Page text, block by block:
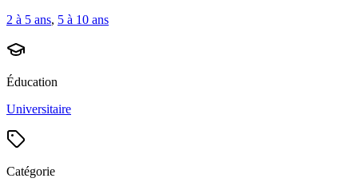
2 à 5 ans, 5 à 10 ans
Éducation
Universitaire
Catégorie